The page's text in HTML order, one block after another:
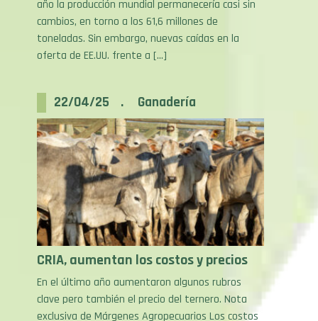
toneladas. Sin embargo, nuevas caídas en la
oferta de EE.UU. frente a […]
CRIA, aumentan los costos y precios
En el último año aumentaron algunos rubros
clave pero también el precio del ternero. Nota
exclusiva de Márgenes Agropecuarios Los costos
totales expresados en dólares oficiales pasaron